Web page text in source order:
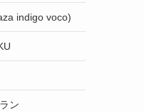
indigo voco)
ン